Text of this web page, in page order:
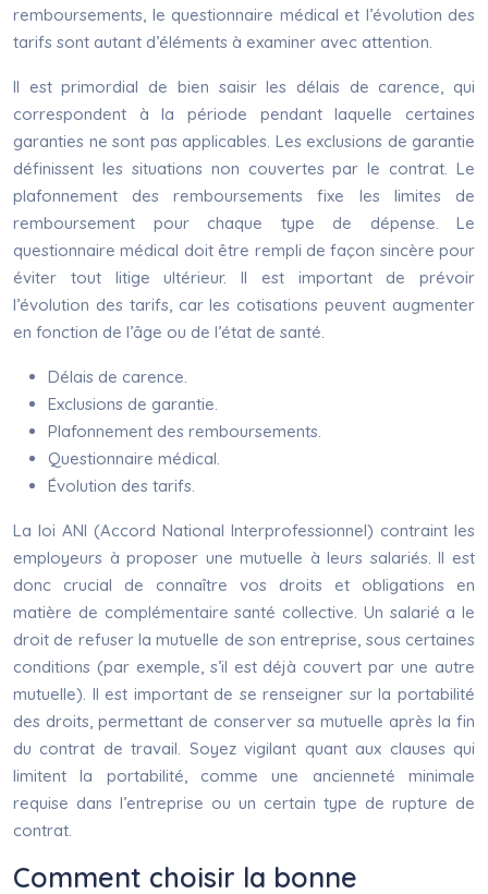
remboursements, le questionnaire médical et l’évolution des
tarifs sont autant d’éléments à examiner avec attention.
Il est primordial de bien saisir les délais de carence, qui
correspondent à la période pendant laquelle certaines
garanties ne sont pas applicables. Les exclusions de garantie
définissent les situations non couvertes par le contrat. Le
plafonnement des remboursements fixe les limites de
remboursement pour chaque type de dépense. Le
questionnaire médical doit être rempli de façon sincère pour
éviter tout litige ultérieur. Il est important de prévoir
l’évolution des tarifs, car les cotisations peuvent augmenter
en fonction de l’âge ou de l’état de santé.
Délais de carence.
Exclusions de garantie.
Plafonnement des remboursements.
Questionnaire médical.
Évolution des tarifs.
La loi ANI (Accord National Interprofessionnel) contraint les
employeurs à proposer une mutuelle à leurs salariés. Il est
donc crucial de connaître vos droits et obligations en
matière de complémentaire santé collective. Un salarié a le
droit de refuser la mutuelle de son entreprise, sous certaines
conditions (par exemple, s’il est déjà couvert par une autre
mutuelle). Il est important de se renseigner sur la portabilité
des droits, permettant de conserver sa mutuelle après la fin
du contrat de travail. Soyez vigilant quant aux clauses qui
limitent la portabilité, comme une ancienneté minimale
requise dans l’entreprise ou un certain type de rupture de
contrat.
Comment choisir la bonne